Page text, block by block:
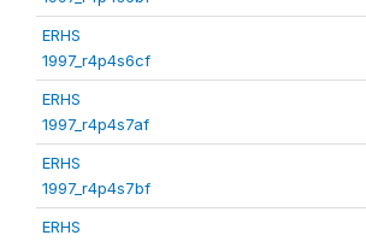
ERHS
1997_r4p4s6cf
ERHS
1997_r4p4s7af
ERHS
1997_r4p4s7bf
ERHS